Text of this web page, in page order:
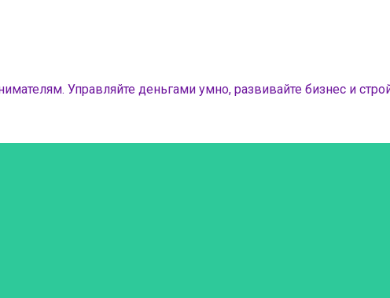
Управляйте деньгами умно, развивайте бизнес и